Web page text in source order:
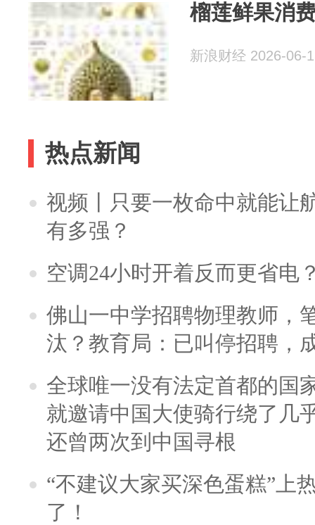
榴莲鲜果消
新浪财经 2026-06-
热点新闻
视频丨只要一枚命中就能让
有多强？
空调24小时开着反而更省电
佛山一中学招聘物理教师，
汰？教育局：已叫停招聘，
全球唯一没有法定首都的国
就邀请中国大使骑行绕了几
还曾两次到中国寻根
“不建议大家买深色蛋糕”上
了！